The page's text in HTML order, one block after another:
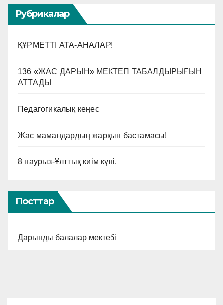
Рубрикалар
ҚҰРМЕТТІ АТА-АНАЛАР!
136 «ЖАС ДАРЫН» МЕКТЕП ТАБАЛДЫРЫҒЫН
АТТАДЫ
Педагогикалық кеңес
Жас мамандардың жарқын бастамасы!
8 наурыз-Ұлттық киім күні.
Посттар
Дарынды балалар мектебі